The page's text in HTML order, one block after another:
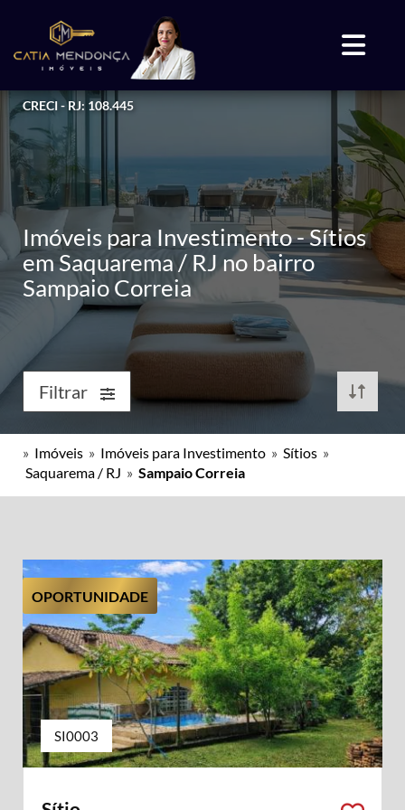
CRECI - RJ: 108.445
Imóveis para Investimento - Sítios
em Saquarema / RJ no bairro
Sampaio Correia
Filtrar
» Imóveis » Imóveis para Investimento » Sítios »
Saquarema / RJ » Sampaio Correia
OPORTUNIDADE
SI0003